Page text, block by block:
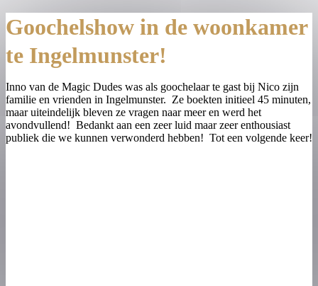
Goochelshow in de woonkamer
te Ingelmunster!
Inno van de Magic Dudes was als goochelaar te gast bij Nico zijn
familie en vrienden in Ingelmunster. Ze boekten initieel 45 minuten,
maar uiteindelijk bleven ze vragen naar meer en werd het
avondvullend! Bedankt aan een zeer luid maar zeer enthousiast
publiek die we kunnen verwonderd hebben! Tot een volgende keer!